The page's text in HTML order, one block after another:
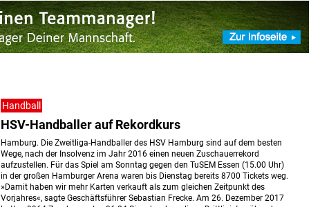
Handball
HSV-Handballer auf Rekordkurs
Hamburg. Die Zweitliga-Handballer des HSV Hamburg sind auf dem besten
Wege, nach der Insolvenz im Jahr 2016 einen neuen Zuschauerrekord
aufzustellen. Für das Spiel am Sonntag gegen den TuSEM Essen (15.00 Uhr)
in der großen Hamburger Arena waren bis Dienstag bereits 8700 Tickets weg.
»Damit haben wir mehr Karten verkauft als zum gleichen Zeitpunkt des
Vorjahres«, sagte Geschäftsführer Sebastian Frecke. Am 26. Dezember 2017